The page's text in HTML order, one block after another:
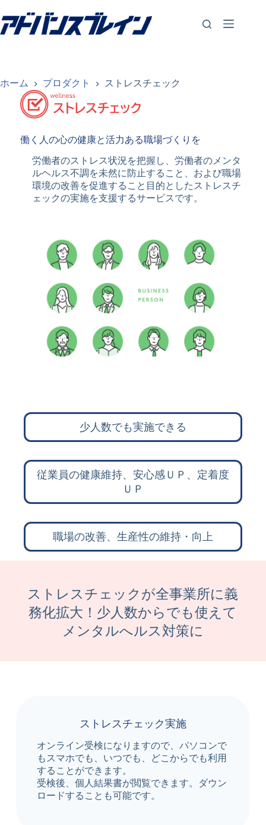
ン
テ
ス
ホーム プロダクト ストレスチェック
働く人の心の健康と活力ある職場づくりを
労働者のストレス状況を把握し、労働者のメンタ
ルヘルス不調を未然に防止すること、および職場
環境の改善を促進すること目的としたストレスチ
ェックの実施を支援するサービスです。
少人数でも実施できる
従業員の健康維持、安心感ＵＰ、定着度
ＵＰ
職場の改善、生産性の維持・向上
ストレスチェックが全事業所に義
務化拡大！少人数からでも使えて
メンタルへルス対策に
ストレスチェック実施
オンライン受検になりますので、パソコンで
もスマホでも、いつでも、どこからでも利用
することができます。
受検後、個人結果書が閲覧できます。ダウン
ロードすることも可能です。